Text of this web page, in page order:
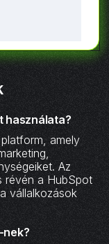
használata?
amely
Az
révén a HubSpot
vállalkozások
nek?